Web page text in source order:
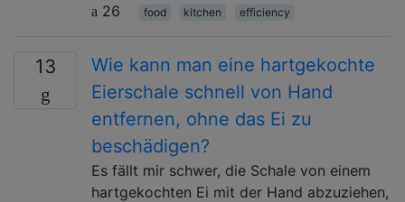
26
food kitchen efficiency
13
Wie kann man eine hartgekochte
Eierschale schnell von Hand
entfernen, ohne das Ei zu
beschädigen?
Es fällt mir schwer, die Schale von einem
hartgekochten Ei mit der Hand abzuziehen,